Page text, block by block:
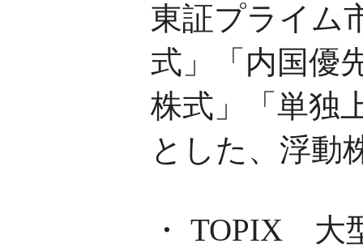
東証プライム
式」「内国優
株式」「単独
とした、浮動
・ TOPIX 大